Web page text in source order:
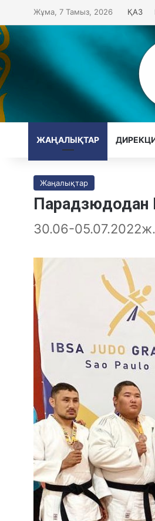
Жұма, 7 Тамыз, 2026 ҚАЗ
ЖАҢАЛЫҚТАР
Жаңалықтар
Парадзюдодан
30.06-